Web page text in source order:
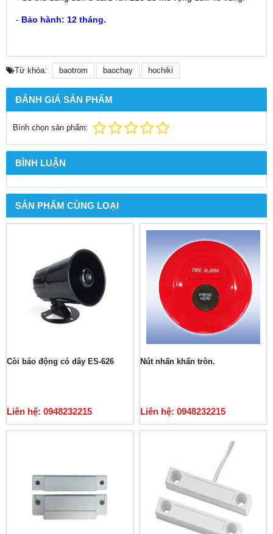
- Bảo hành: 12 tháng.
Từ khóa: baotrom baochay hochiki
ĐÁNH GIÁ SẢN PHẨM
Bình chọn sản phẩm:
BÌNH LUẬN
SẢN PHẨM CÙNG LOẠI
Còi báo động có dây ES-626
Liên hệ: 0948232215
Nút nhấn khẩn tròn.
Liên hệ: 0948232215